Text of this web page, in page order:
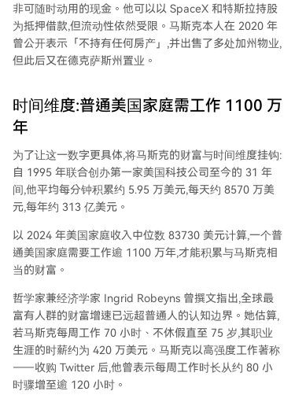
非可随时动用的现金。他可以以 SpaceX 和特斯拉持股
为抵押借款,但流动性依然受限。马斯克本人在 2020 年
曾公开表示「不持有任何房产」,并出售了多处加州物业,
但此后又在德克萨斯州置业。
时间维度:普通美国家庭需工作 1100 万
年
为了让这一数字更具体,将马斯克的财富与时间维度挂钩:
自 1995 年联合创办第一家美国科技公司至今的 31 年
间,他平均每分钟积累约 5.95 万美元,每天约 8570 万美
元,每年约 313 亿美元。
以 2024 年美国家庭收入中位数 83730 美元计算,一个普
通美国家庭需要工作逾 1100 万年,才能积累与马斯克相
当的财富。
哲学家兼经济学家 Ingrid Robeyns 曾撰文指出,全球最
富有人群的财富增速已远超普通人的认知边界。她估算,
若马斯克每周工作 70 小时、不休假直至 75 岁,其职业
生涯的时薪约为 420 万美元。马斯克以高强度工作著称
——收购 Twitter 后,他曾表示每周工作时长从约 80 小
时骤增至逾 120 小时。